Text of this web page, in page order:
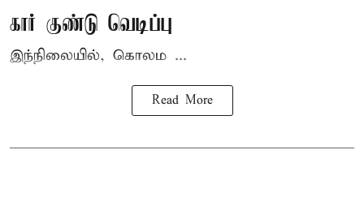
கார் குண்டு வெடிப்பு
இந்நிலையில், கொலம ...
Read More